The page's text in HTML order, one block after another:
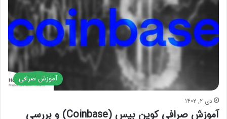
آموزش صرافی
دی ۲, ۱۴۰۲
آموزش صرافی کوین بیس (Coinbase) و بررسی